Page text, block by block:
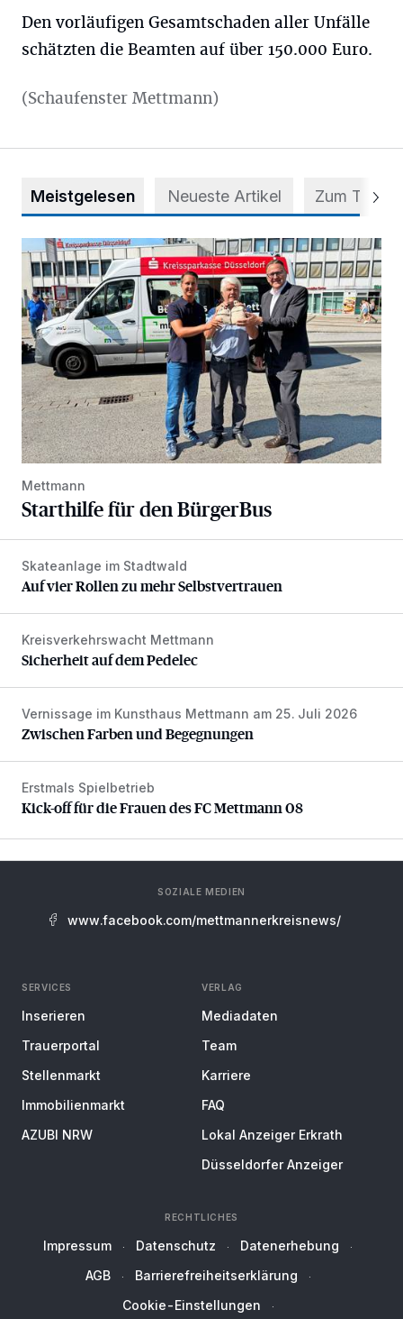
Den vorläufigen Gesamtschaden aller Unfälle
schätzten die Beamten auf über 150.000 Euro.
(Schaufenster Mettmann)
Meistgelesen Neueste Artikel Zum Thema
Starthilfe für den BürgerBus
Mettmann
Starthilfe für den BürgerBus
Auf vier Rollen zu mehr Selbstvertrauen
Skateanlage im Stadtwald
Auf vier Rollen zu mehr Selbstvertrauen
Sicherheit auf dem Pedelec
Kreisverkehrswacht Mettmann
Sicherheit auf dem Pedelec
Zwischen Farben und Begegnungen
Vernissage im Kunsthaus Mettmann am 25. Juli 2026
Zwischen Farben und Begegnungen
Kick-off für die Frauen des FC Mettmann 08
Erstmals Spielbetrieb
Kick-off für die Frauen des FC Mettmann 08
SOZIALE MEDIEN
www.facebook.com/mettmannerkreisnews/
SERVICES
Inserieren
Trauerportal
Stellenmarkt
Immobilienmarkt
AZUBI NRW
VERLAG
Mediadaten
Team
Karriere
FAQ
Lokal Anzeiger Erkrath
Düsseldorfer Anzeiger
RECHTLICHES
Impressum Datenschutz
Datenerhebung
AGB
Barrierefreiheitserklärung
Cookie-Einstellungen